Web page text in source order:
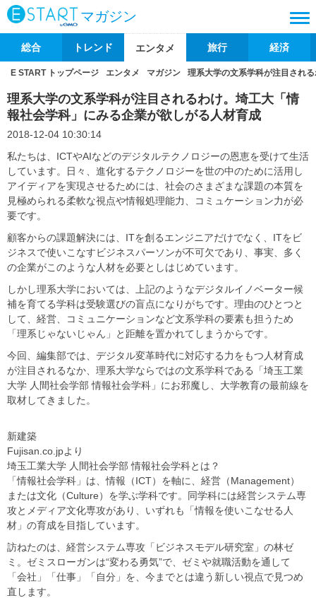
マガジン
総合 トレンド エンタメ 旅行 経済
E START トップページ エンタメ マガジン 理系大学の文系学科が注目され
理系大学の文系学科が注目されるわけ。埼工大「情
報社会学科」にみる企業が欲しがる人材育成
2018-12-04 10:30:14
私たちは、ICTやAIなどのデジタルテクノロジーの恩恵を受けて生活
しています。日々、進化するテクノロジーを世の中のために活用し
アイディアを実現させるためには、社会のさまざまな課題の本質を
見極められる柔軟な視点や情報処理能力、コミュケーション力が必
要です。
顧客からの課題解決には、ITを創るエンジニアだけでなく、ITをビ
ジネスで使いこなすビジネスパーソンが不可欠であり、事実、多く
の企業がこのような人材を必要としはじめています。
しかし理系大学においては、上記のようなデジタルイノベーター候
補を育てる学科は受験選びの盲点になりがちです。理由のひとつと
して、経営、コミュニケーションなど文系学科の要素も担うため
「理系じゃないじゃん」と距離を置かれてしまうからです。
今回、編集部では、デジタル変革時代に対応する力をもつ人材育成
が注目されるなか、理系大学ならではの文系学科である「埼玉工業
大学 人間社会学部 情報社会学科」にお邪魔し、大学教育の最前線を
取材してきました。
新建築
Fujisan.co.jpより
埼玉工業大学 人間社会学部 情報社会学科とは？
「情報社会学科」は、情報（ICT）を軸に、経営（Management）
または文化（Culture）を学ぶ学科です。同学科には経営システム専
攻とメディア文化専攻があり、いずれも「情報を使いこなせる人
材」の育成を目指しています。
訪ねたのは、経営システム専攻「ビジネスモデル研究室」の林ゼ
ミ。ゼミスローガンは“変わる勇気”で、ゼミや就職活動を通して
「会社」「仕事」「自分」を、今までとは違う新しい視点で見つめ
直します。